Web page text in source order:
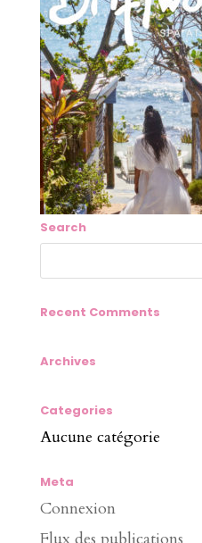
Search
Recent Comments
Archives
Categories
Aucune catégorie
Meta
Connexion